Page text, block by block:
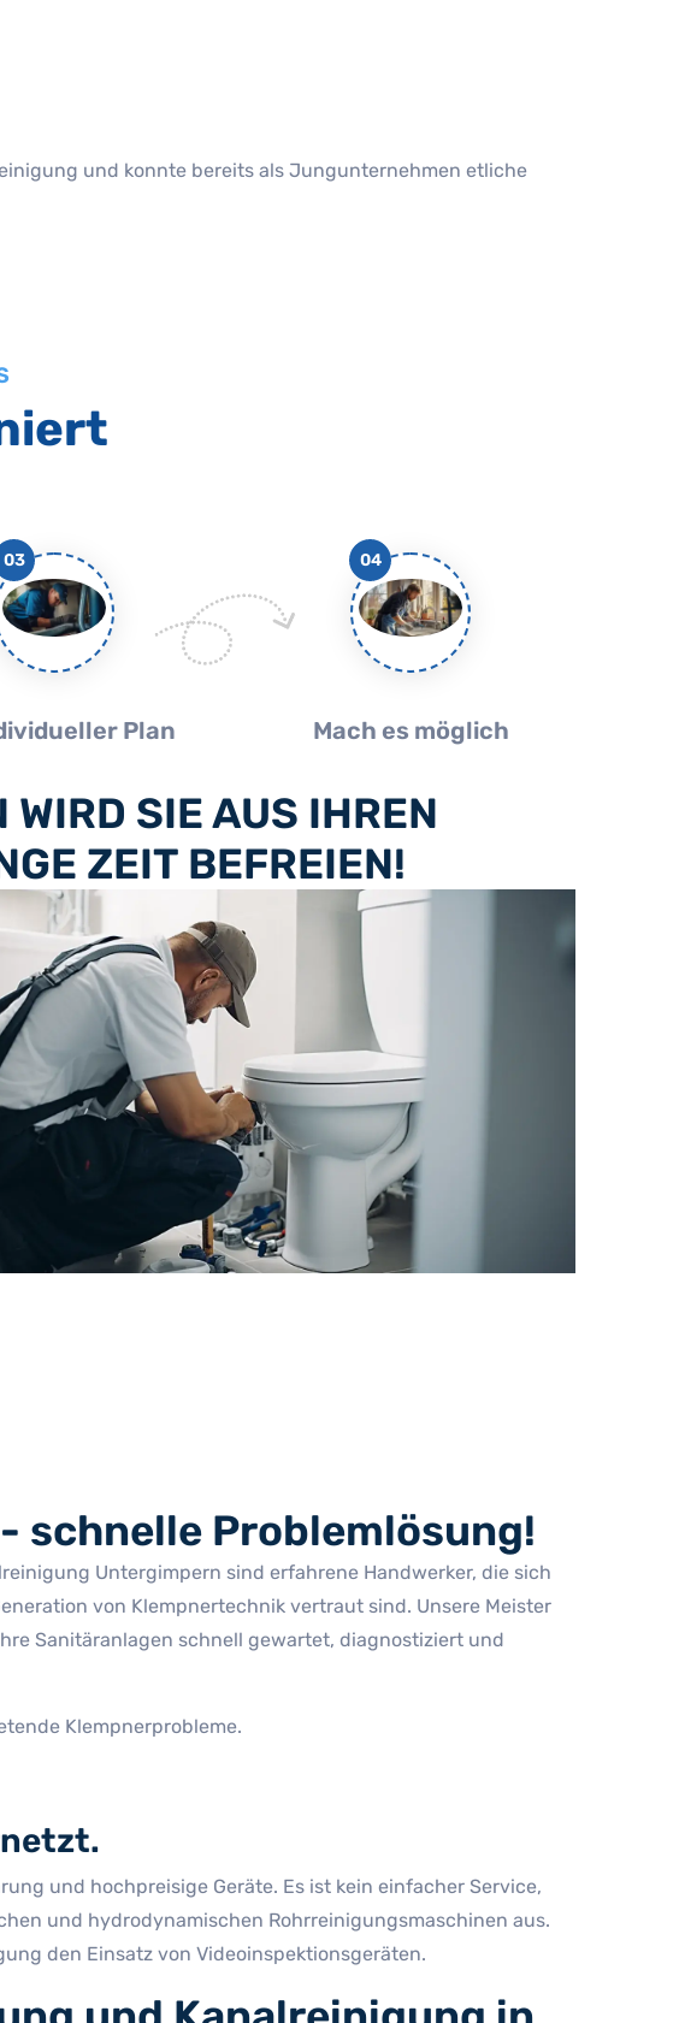
und konnte bereits als Jungunternehmen etliche
03
Plan
04
Mach es möglich
SIE AUS IHREN
ZEIT BEFREIEN!
schnelle Problemlösung!
Untergimpern sind erfahrene Handwerker, die sich
von Klempnertechnik vertraut sind. Unsere Meister
Sanitäranlagen schnell gewartet, diagnostiziert und
Klempnerprobleme.
und hochpreisige Geräte. Es ist kein einfacher Service,
und hydrodynamischen Rohrreinigungsmaschinen aus.
den Einsatz von Videoinspektionsgeräten.